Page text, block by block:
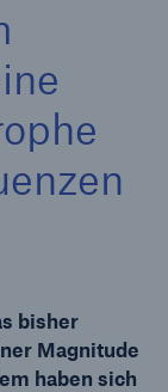
bisher
Magnitude
haben sich